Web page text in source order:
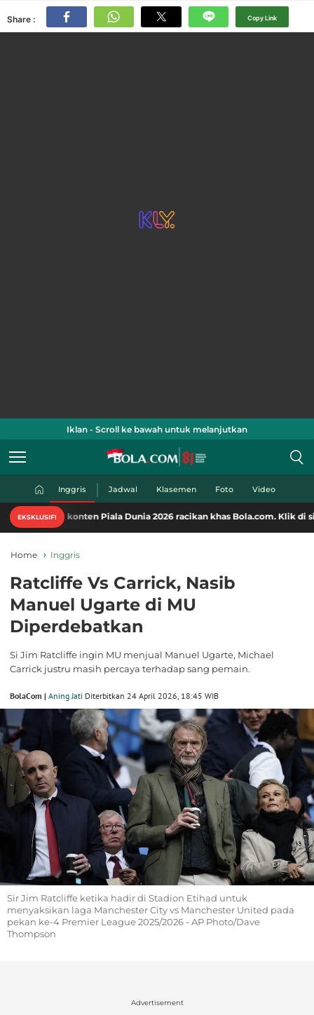
Share : Copy Link
Iklan - Scroll ke bawah untuk melanjutkan
Inggris Jadwal Klasemen Foto Video
EKSKLUSIF!
Piala Dunia 2026 racikan khas Bola.com. Klik di sini!
Home Inggris
Ratcliffe Vs Carrick, Nasib
Manuel Ugarte di MU
Diperdebatkan
Si Jim Ratcliffe ingin MU menjual Manuel Ugarte, Michael
Carrick justru masih percaya terhadap sang pemain.
BolaCom | Aning Jati Diterbitkan 24 April 2026, 18:45 WIB
Sir Jim Ratcliffe ketika hadir di Stadion Etihad untuk
menyaksikan laga Manchester City vs Manchester United pada
pekan ke-4 Premier League 2025/2026 - AP Photo/Dave
Thompson
Advertisement